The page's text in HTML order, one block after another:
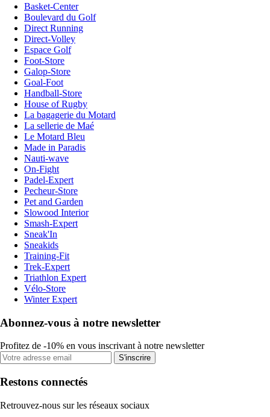
Basket-Center
Boulevard du Golf
Direct Running
Direct-Volley
Espace Golf
Foot-Store
Galop-Store
Goal-Foot
Handball-Store
House of Rugby
La bagagerie du Motard
La sellerie de Maé
Le Motard Bleu
Made in Paradis
Nauti-wave
On-Fight
Padel-Expert
Pecheur-Store
Pet and Garden
Slowood Interior
Smash-Expert
Sneak'In
Sneakids
Training-Fit
Trek-Expert
Triathlon Expert
Vélo-Store
Winter Expert
Abonnez-vous à notre newsletter
Profitez de -10% en vous inscrivant à notre newsletter
S'inscrire
Restons connectés
Retrouvez-nous sur les réseaux sociaux